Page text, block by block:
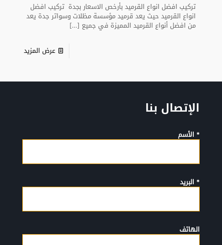
تركيب افضل انواع القرميد بأرخص الاسعار بجدة تركيب افضل
انواع القرميد حيث يعد قرميد مؤسسة مظلات وسواتر جدة يعد
من افضل أنواع القرميد المميزة في جميع […]
عرض المزيد
الإتصال بنا
* الأسم
* البريد
الهاتف